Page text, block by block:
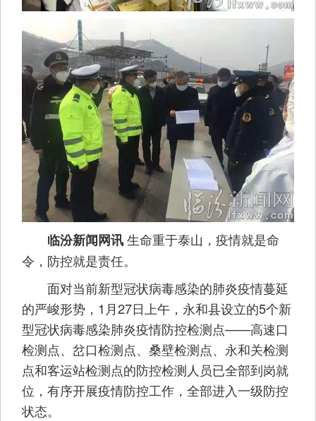
临汾新闻网讯生命重于泰山，疫情就是命
令，防控就是责任。
面对当前新型冠状病毒感染的肺炎疫情蔓延
的严峻形势，1月27日上午，永和县设立的5个新
型冠状病毒感染肺炎疫情防控检测点——高速口
检测点、岔口检测点、桑壁检测点、永和关检测
点和客运站检测点的防控检测人员已全部到岗就
位，有序开展疫情防控工作，全部进入一级防控
状态。